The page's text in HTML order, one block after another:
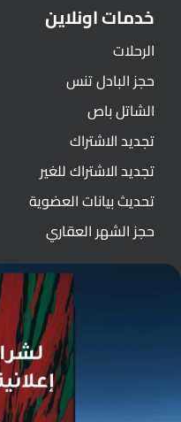
خدمات اونلاين
الرحلات
حجز البادل تنس
الشاتل باص
تجديد الاشتراك
تجديد الاشتراك للغير
تحديث بيانات العضوية
حجز الشهر العقاري